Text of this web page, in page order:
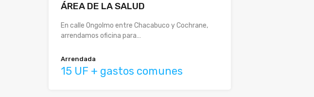
ÁREA DE LA SALUD
En calle Ongolmo entre Chacabuco y Cochrane,
arrendamos oficina para…
Arrendada
15 UF + gastos comunes